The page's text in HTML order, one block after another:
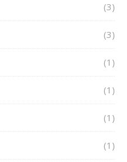
(3)
(3)
(1)
(1)
(1)
(1)